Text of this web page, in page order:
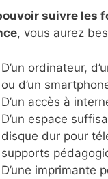
suivre les
, vous aurez
D’un ordinateur,
ou d’un
D’un accès à
D’un espace
disque dur pour
supports
D’une imprimante